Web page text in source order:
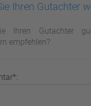
Ihren Gutachter
Ihren Gutachter
empfehlen?